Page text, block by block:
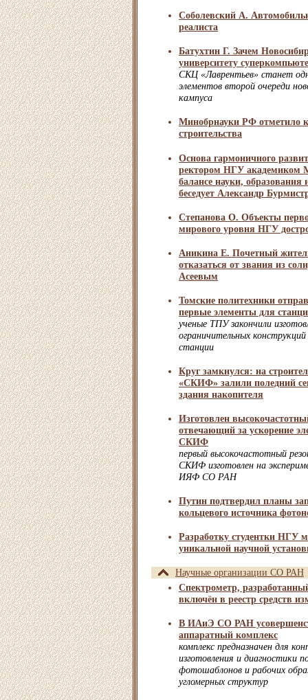
Соболевский А.
реалиста
Батухтин Г. Зачем
университету
СКЦ «Лаврентьев» станет
элементов второй очереди
кампуса
Минобрнауки РФ отметило
строительства
Основа гармоничного
ректором НГУ академиком
балансе науки,
беседует Александр
Степанова О. Объекты
мирового уровня НГУ
Аникина Е. Почетный
отказаться от звания из
Асеевым
Томские политехники
первые элементы для
ученые ТПУ закончили
ограничительных
станции
Круг замкнулся: на
«СКИФ» залили поледний
здания накопителя
Изготовлен
отвечающий за ускорение
СКИФ
первый высокочастотный
СКИФ изготовлен на
ИЯФ СО РАН
Путин подтвердил планы
кольцевого источника
Разработку студентки НГУ
уникальной научной
Научные организации СО РАН
Спектрометр,
включён в реестр средств
В ИАиЭ СО РАН
аппаратный комплекс
комплекс предназначен для
изготовления и диагностики
фотошаблонов и рабочих
угломерных структур